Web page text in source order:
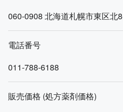
060-0908 北海道札幌市東区北
電話番号
011-788-6188
販売価格 (処方薬剤価格)